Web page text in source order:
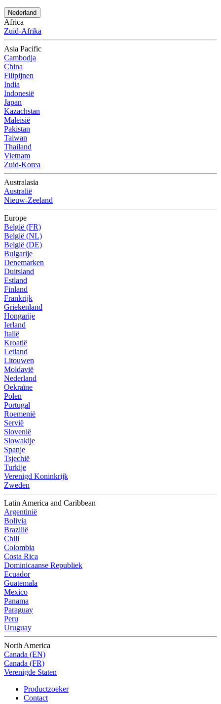
Nederland
Africa
Zuid-Afrika
Asia Pacific
Cambodja
China
Filipijnen
India
Indonesië
Japan
Kazachstan
Maleisië
Pakistan
Taiwan
Thailand
Vietnam
Zuid-Korea
Australasia
Australië
Nieuw-Zeeland
Europe
België (FR)
België (NL)
België (DE)
Bulgarije
Denemarken
Duitsland
Estland
Finland
Frankrijk
Griekenland
Hongarije
Ierland
Italië
Kroatië
Letland
Litouwen
Moldavië
Nederland
Oekraïne
Polen
Portugal
Roemenië
Servië
Slovenië
Slowakije
Spanje
Tsjechië
Turkije
Verenigd Koninkrijk
Zweden
Latin America and Caribbean
Argentinië
Bolivia
Brazilië
Chili
Colombia
Costa Rica
Dominicaanse Republiek
Ecuador
Guatemala
Mexico
Panama
Paraguay
Peru
Uruguay
North America
Canada (EN)
Canada (FR)
Verenigde Staten
Productzoeker
Contact